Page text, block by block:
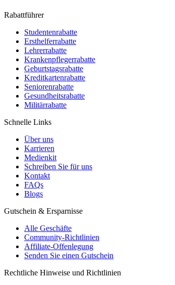
Rabattführer
Studentenrabatte
Ersthelferrabatte
Lehrerrabatte
Krankenpflegerrabatte
Geburtstagsrabatte
Kreditkartenrabatte
Seniorenrabatte
Gesundheitsrabatte
Militärrabatte
Schnelle Links
Über uns
Karrieren
Medienkit
Schreiben Sie für uns
Kontakt
FAQs
Blogs
Gutschein & Ersparnisse
Alle Geschäfte
Community-Richtlinien
Affiliate-Offenlegung
Senden Sie einen Gutschein
Rechtliche Hinweise und Richtlinien